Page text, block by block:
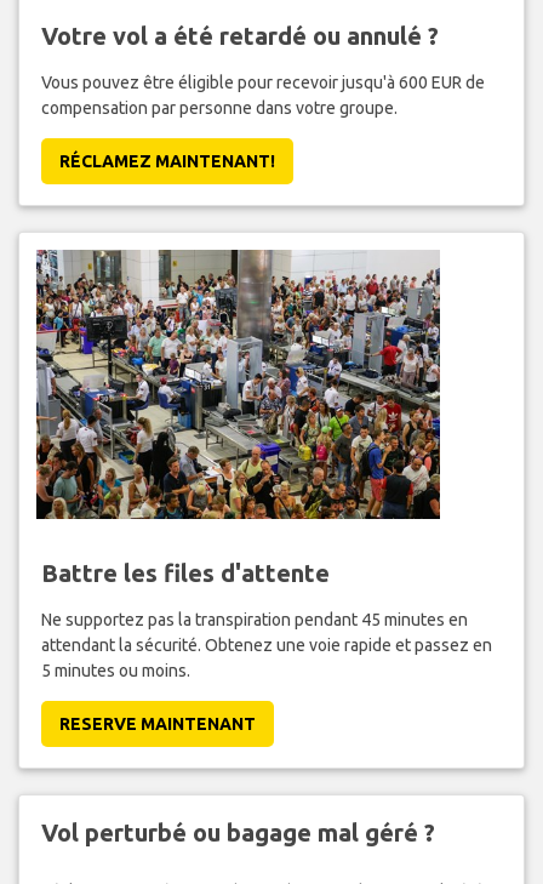
Votre vol a été retardé ou annulé ?
Vous pouvez être éligible pour recevoir jusqu'à 600 EUR de
compensation par personne dans votre groupe.
RÉCLAMEZ MAINTENANT!
Battre les files d'attente
Ne supportez pas la transpiration pendant 45 minutes en
attendant la sécurité. Obtenez une voie rapide et passez en
5 minutes ou moins.
RESERVE MAINTENANT
Vol perturbé ou bagage mal géré ?